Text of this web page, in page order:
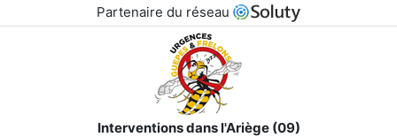
Partenaire du réseau
Interventions dans l'Ariège (09)